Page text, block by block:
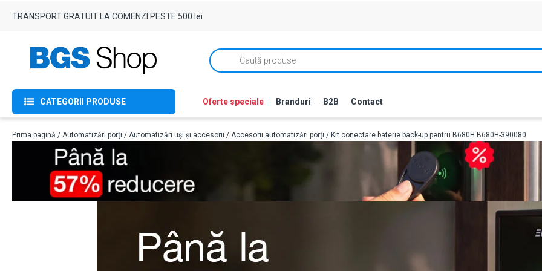
TRANSPORT GRATUIT LA COMENZI PESTE 500 lei
Products
search
CATEGORII PRODUSE Oferte speciale Branduri B2B Contact
Prima pagină / Automatizări porți / Automatizări uși și accesorii / Accesorii automatizări porți / Kit conectare baterie back-up pentru B680H B680H-390080